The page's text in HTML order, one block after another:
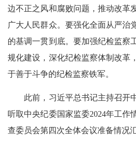
边不正之风和腐败问题，推动改革
广大人民群众。要强化全面从严治
的基调一贯到底。要加强纪检监察
规化建设，深化纪检监察体制改革
于善于斗争的纪检监察铁军。
此前，习近平总书记主持召开中
听取中央纪委国家监委2024年工作
查委员会第四次全体会议准备情况汇